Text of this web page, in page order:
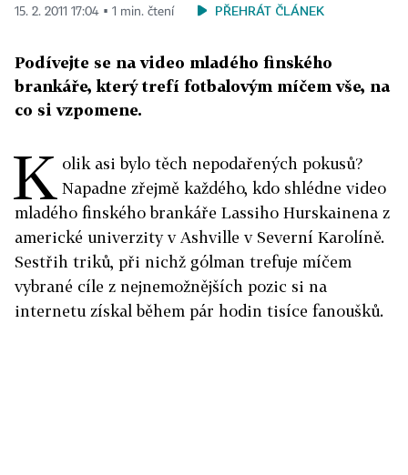
15. 2. 2011 17:04 ▪ 1 min. čtení PŘEHRÁT ČLÁNEK
Podívejte se na video mladého finského
brankáře, který trefí fotbalovým míčem vše, na
co si vzpomene.
K olik asi bylo těch nepodařených pokusů?
Napadne zřejmě každého, kdo shlédne video
mladého finského brankáře Lassiho Hurskainena z
americké univerzity v Ashville v Severní Karolíně.
Sestřih triků, při nichž gólman trefuje míčem
vybrané cíle z nejnemožnějších pozic si na
internetu získal během pár hodin tisíce fanoušků.